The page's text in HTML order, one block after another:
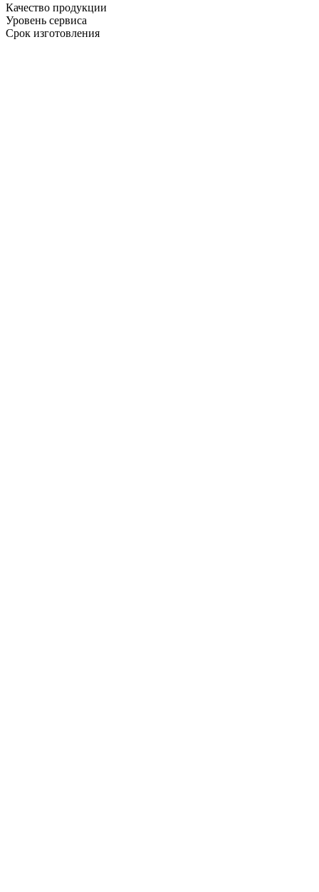
Качество продукции
Уровень сервиса
Срок изготовления